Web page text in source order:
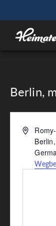
Berlin,
Adresse
Berlin,